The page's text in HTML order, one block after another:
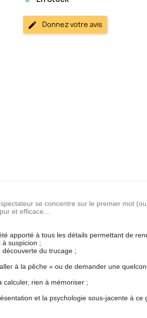
Donnez votre avis
se concentre sur le premier mot
et efficace…
apporté à tous les détails permettant de
suspicion ;
du trucage ;
à la pêche » ou de demander une
calculer, rien à mémoriser ;
et la psychologie sous-jacente à ce